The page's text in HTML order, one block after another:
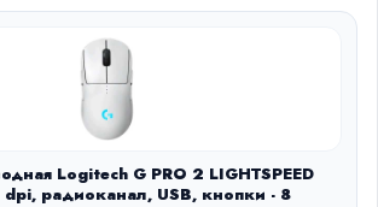
Logitech G PRO 2 LIGHTSPEED
радиоканал, USB, кнопки - 8